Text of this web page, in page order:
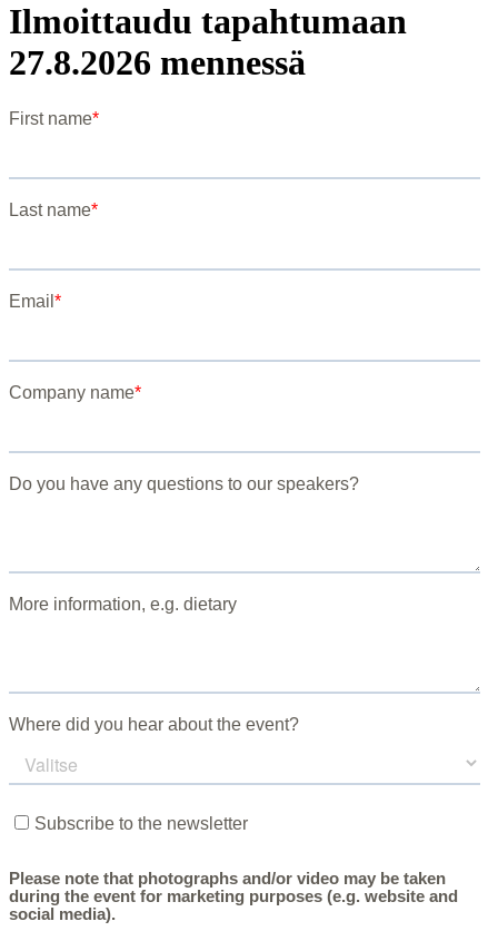
Ilmoittaudu tapahtumaan
27.8.2026 mennessä